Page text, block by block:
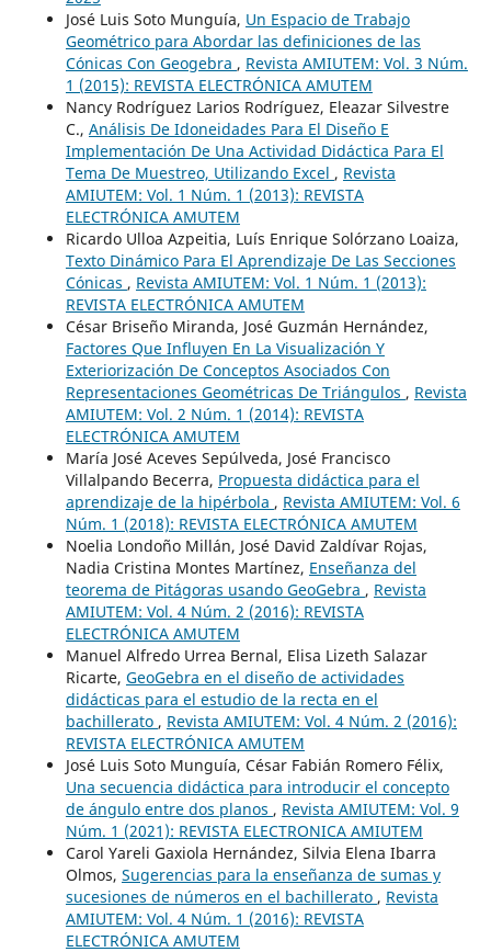
José Luis Soto Munguía, Un Espacio de Trabajo
Geométrico para Abordar las definiciones de las
Cónicas Con Geogebra , Revista AMIUTEM: Vol. 3 Núm.
1 (2015): REVISTA ELECTRÓNICA AMUTEM
Nancy Rodríguez Larios Rodríguez, Eleazar Silvestre
C., Análisis De Idoneidades Para El Diseño E
Implementación De Una Actividad Didáctica Para El
Tema De Muestreo, Utilizando Excel , Revista
AMIUTEM: Vol. 1 Núm. 1 (2013): REVISTA
ELECTRÓNICA AMUTEM
Ricardo Ulloa Azpeitia, Luís Enrique Solórzano Loaiza,
Texto Dinámico Para El Aprendizaje De Las Secciones
Cónicas , Revista AMIUTEM: Vol. 1 Núm. 1 (2013):
REVISTA ELECTRÓNICA AMUTEM
César Briseño Miranda, José Guzmán Hernández,
Factores Que Influyen En La Visualización Y
Exteriorización De Conceptos Asociados Con
Representaciones Geométricas De Triángulos , Revista
AMIUTEM: Vol. 2 Núm. 1 (2014): REVISTA
ELECTRÓNICA AMUTEM
María José Aceves Sepúlveda, José Francisco
Villalpando Becerra, Propuesta didáctica para el
aprendizaje de la hipérbola , Revista AMIUTEM: Vol. 6
Núm. 1 (2018): REVISTA ELECTRÓNICA AMUTEM
Noelia Londoño Millán, José David Zaldívar Rojas,
Nadia Cristina Montes Martínez, Enseñanza del
teorema de Pitágoras usando GeoGebra , Revista
AMIUTEM: Vol. 4 Núm. 2 (2016): REVISTA
ELECTRÓNICA AMUTEM
Manuel Alfredo Urrea Bernal, Elisa Lizeth Salazar
Ricarte, GeoGebra en el diseño de actividades
didácticas para el estudio de la recta en el
bachillerato , Revista AMIUTEM: Vol. 4 Núm. 2 (2016):
REVISTA ELECTRÓNICA AMUTEM
José Luis Soto Munguía, César Fabián Romero Félix,
Una secuencia didáctica para introducir el concepto
de ángulo entre dos planos , Revista AMIUTEM: Vol. 9
Núm. 1 (2021): REVISTA ELECTRONICA AMIUTEM
Carol Yareli Gaxiola Hernández, Silvia Elena Ibarra
Olmos, Sugerencias para la enseñanza de sumas y
sucesiones de números en el bachillerato , Revista
AMIUTEM: Vol. 4 Núm. 1 (2016): REVISTA
ELECTRÓNICA AMUTEM